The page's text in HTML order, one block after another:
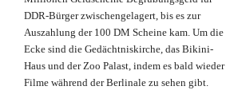
DDR-Bürger zwischengelagert, bis es zur
Auszahlung der 100 DM Scheine kam. Um die
Ecke sind die Gedächtniskirche, das Bikini-
Haus und der Zoo Palast, indem es bald wieder
Filme während der Berlinale zu sehen gibt.